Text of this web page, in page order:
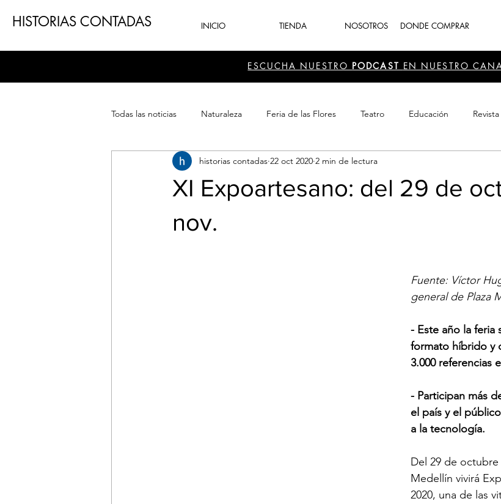
HISTORIAS CONTADAS INICIO TIENDA NOSOTROS DONDE COMPRAR
ESCUCHA NUESTRO PODCAST EN NUESTRO
Todas las noticias Naturaleza Feria de las Flores Teatro Educación Revista
Patrimonio Sector Cultura Recreación
XI Expoartesano: del 29 de
nov.
historias contadas 22 oct 2020 2 min de lectura
Fuente: Víctor
general de Plaza
- Este año la feria
formato híbrido y
3.000 referencias
- Participan más
el país y el
a la tecnología.
Del 29 de
Medellín vivirá
2020, una de las